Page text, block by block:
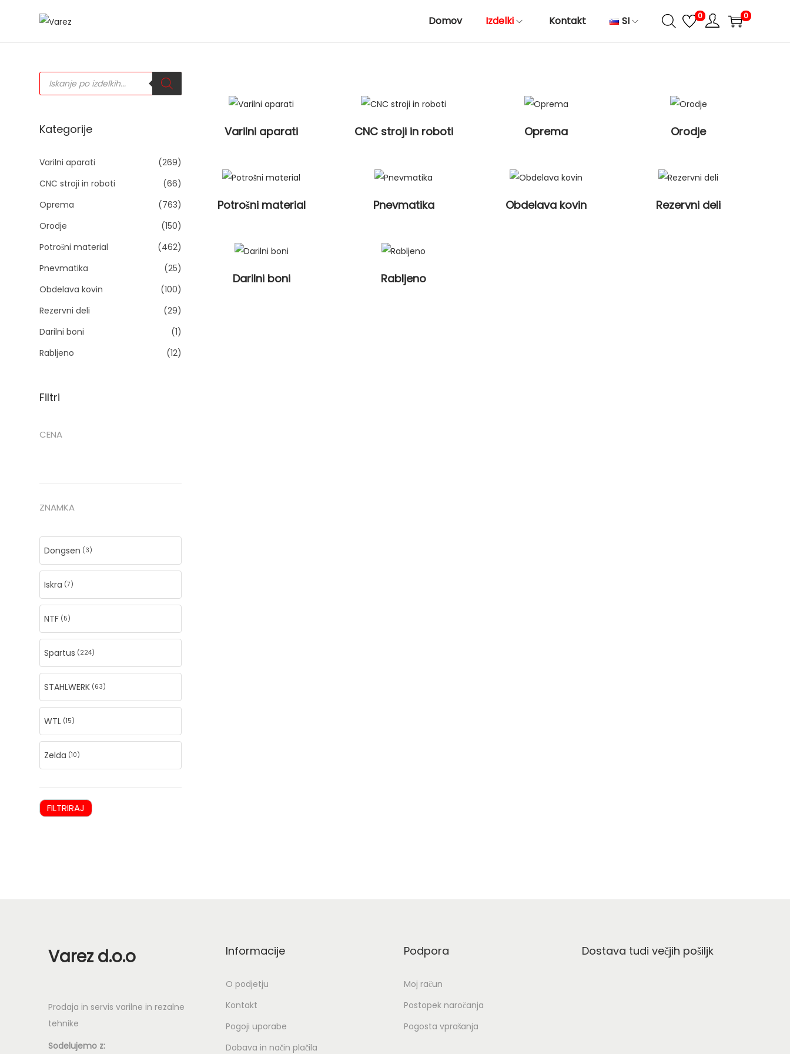
t
n
v
a
t
i
t
c
n
n
t
Domov Izdelki Kontakt SI 0 0
Varilni aparati CNC stroji in roboti Oprema Orodje
Potrošni material Pnevmatika Obdelava kovin Rezervni deli
Darilni boni Rabljeno
P
o
t
s
a
r
h
Kategorije
Varilni aparati
(269)
CNC stroji in roboti
(66)
Oprema
(763)
Orodje
(150)
Potrošni material
(462)
Pnevmatika
(25)
Obdelava kovin
(100)
Rezervni deli
(29)
Darilni boni
(1)
Rabljeno
(12)
Filtri
CENA
ZNAMKA
Dongsen (3)
Iskra (7)
NTF (5)
Spartus (224)
STAHLWERK (63)
WTL (15)
Zelda (10)
FILTRIRAJ
Varez d.o.o
Prodaja in servis varilne in rezalne
tehnike
Sodelujemo z:
Informacije
O podjetju
Kontakt
Pogoji uporabe
Dobava in način plačila
Podpora
Moj račun
Postopek naročanja
Pogosta vprašanja
Dostava tudi večjih pošiljk